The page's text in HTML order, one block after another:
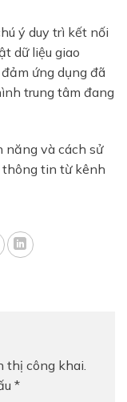
ý duy trì kết nối
dữ liệu giao
ứng dụng đã
trung tâm đang
năng và cách sử
tin từ kênh
thị công khai.
*